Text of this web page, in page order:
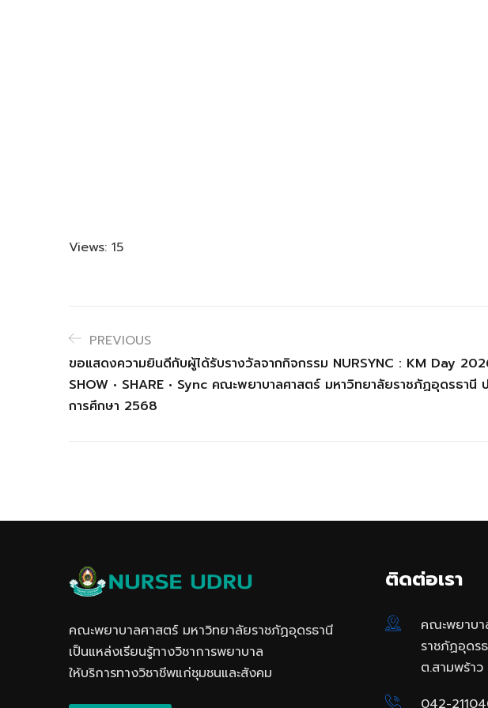
Views: 15
PREVIOUS
ขอแสดงความยินดีกับผู้ได้รับรางวัลจากกิจกรรม NURSYNC : KM Day
SHOW • SHARE • Sync คณะพยาบาลศาสตร์ มหาวิทยาลัยราชภัฏอุดรธานี
การศึกษา 2568
คณะพยาบาลศาสตร์ มหาวิทยาลัยราชภัฏอุดรธานี
เป็นแหล่งเรียนรู้ทางวิชาการพยาบาล
ให้บริการทางวิชาชีพแก่ชุมชนและสังคม
ติดต่อเรา
คณะพยาบา
ราชภัฏอุดร
ต.สามพร้า